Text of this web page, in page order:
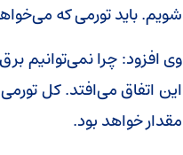
شویم. باید تورمی که
وی افزود: چرا نمی‌توانیم
مقدار خواهد بود.